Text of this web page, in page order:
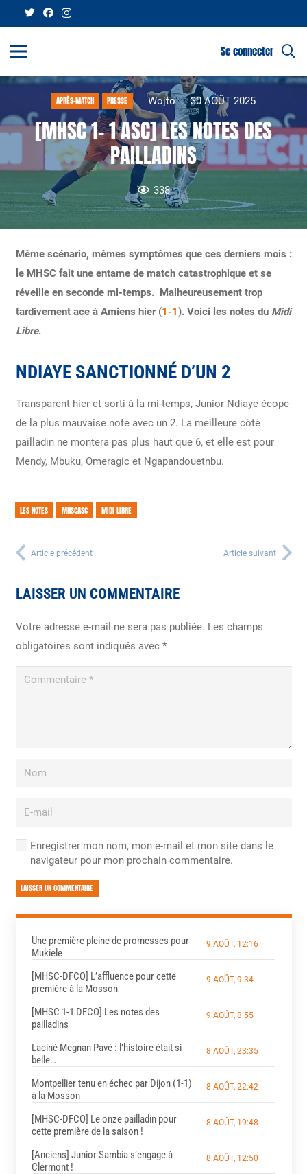
Se connecter
APRÈS-MATCH PRESSE Wojto 30 AOÛT 2025
[MHSC 1- 1 ASC] LES NOTES DES
PAILLADINS
338
Même scénario, mêmes symptômes que ces derniers mois :
le MHSC fait une entame de match catastrophique et se
réveille en seconde mi-temps. Malheureusement trop
tardivement ace à Amiens hier (1-1). Voici les notes du Midi
Libre.
NDIAYE SANCTIONNÉ D’UN 2
Transparent hier et sorti à la mi-temps, Junior Ndiaye écope
de la plus mauvaise note avec un 2. La meilleure côté
pailladin ne montera pas plus haut que 6, et elle est pour
Mendy, Mbuku, Omeragic et Ngapandouetnbu.
LES NOTES MHSCASC MIDI LIBRE
Article précédent Article suivant
LAISSER UN COMMENTAIRE
Votre adresse e-mail ne sera pas publiée. Les champs
obligatoires sont indiqués avec *
Enregistrer mon nom, mon e-mail et mon site dans le
navigateur pour mon prochain commentaire.
LAISSER UN COMMENTAIRE
Une première pleine de promesses pour
Mukiele
9 AOÛT, 12:16
[MHSC-DFCO] L’affluence pour cette
première à la Mosson
9 AOÛT, 9:34
[MHSC 1-1 DFCO] Les notes des
pailladins
9 AOÛT, 8:55
Laciné Megnan Pavé : l’histoire était si
belle…
8 AOÛT, 23:35
Montpellier tenu en échec par Dijon (1-1)
à la Mosson
8 AOÛT, 22:42
[MHSC-DFCO] Le onze pailladin pour
cette première de la saison !
8 AOÛT, 19:48
[Anciens] Junior Sambia s’engage à
Clermont !
8 AOÛT, 12:50